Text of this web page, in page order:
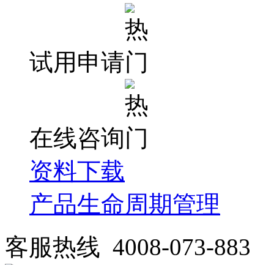
试用申请
在线咨询
资料下载
产品生命周期管理
客服热线 4008-073-883